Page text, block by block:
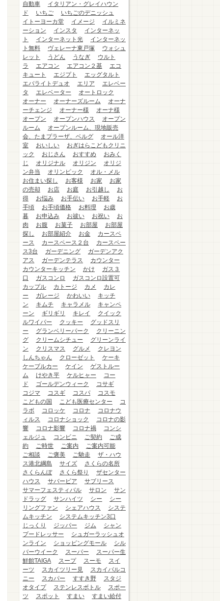
自動車
イタリアン・グレイハウン
ド
いちご
いちごのデニッシュ
イトーヨーカ堂
イメージ
イルミネ
ーション
インスタ
インターネッ
ト
インターネット光
インターネッ
ト無料
ヴェレーナ東戸塚
ウォシュ
レット
うどん うなぎ
ウルト
ラ
エアコン エアコン２基
エコ
キュート
エジプト
エッグタルト
エバライトデュオ
エリア
エレベー
タ
エレベーター
オートロック
オーナー
オーナーズルーム
オーナ
ーチェンジ
オーナー様
オーナ様
オープン
オープンハウス
オープン
ルーム
オープンルーム、現地販売
会、たまプラーザ、ベルグ
オール洋
室
おいしい
おぎはらこどもクリニ
ック
おじさん おすすめ
おみく
じ
オリジナル オリジン
オリジ
ン弁当
オリンピック
オル・メル
お住まい探し
お客様 お家
お家
の売却
お店 お庭 お引越し
お
得
お悩み お手伝い お手軽
お
手頃
お手頃価格 お料理
お歳
暮
お申込み お祓い お祝い
お
肉
お腹 お菓子 お部屋
お部屋
探し
お部屋紹介 お金
カースペ
ース
カースペース２台
カースペー
ス3台
ガーデニング
ガーデンアク
アス
ガーデンテラス
カウンター
カウンターキッチン
かけ
ガス３
口
ガスコンロ
ガスコンロ設置可
カップル
カトージ カメ
カレ
ー
ガレージ かわいい
キッチ
ン
キムチ キャラメル
キャンペ
ーン
ギリギリ キレイ
クイック
ルワイパー
クッキー
グッドスリ
ー
グランベリーパーク
クリーニン
グ
クリームシチュー
グリーンライ
ン
クリスマス グルメ
クレヨン
しんちゃん
クローゼット
ケーキ
ケーブルカー
ケイン
ゲストルー
ム
けやき平 ケルヒャー
コー
ド
ゴールデンウィーク
コサギ
コジマ
コスギ コスパ
コスモ
こどもの国
こども医療センター
コ
ラボ
コロッケ コロナ
コロナウ
ィルス
コロナショック
コロナの影
響
コロナ影響 コロナ禍
コンシ
ェルジュ
コンビニ ご契約
ご成
約
ご時世 ご案内
ご案内可能
ご相談
ご褒美 ご馳走
ザ・ハウ
ス港北綱島
サイズ
さくらの名所
さくらんぼ
さくら祭り
ザセンター
ハウス
サバービア
サブリース
サマーフェスティバル
サロン
サン
ドラッグ
サンハイツ シー
シー
リングファン
シェアハウス
システ
ムキッチン
システムキッチン3口
じっくり
ジッパー ジム
シャン
プードレッサー
シュガーラッシュオ
ンライン
ショッピングモール
シル
バーウイーク
スーパー
スーパー生
鮮館TAIGA
スープ スーモ
スイ
ーツ
スカイツリー見
スカイバルコ
ニー
スカパー すすき野
スタジ
オタイプ
ステンレスボトル
スポー
ツ
スポット すまい
すまい給付